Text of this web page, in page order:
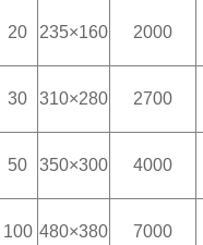
20 235×160 2000
30 310×280 2700
50 350×300 4000
100 480×380 7000